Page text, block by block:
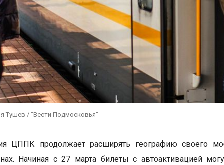
Тушев / "Вести Подмосковья"
ЦППК продолжает расширять географию своего
Начиная с 27 марта билеты с автоактивацией